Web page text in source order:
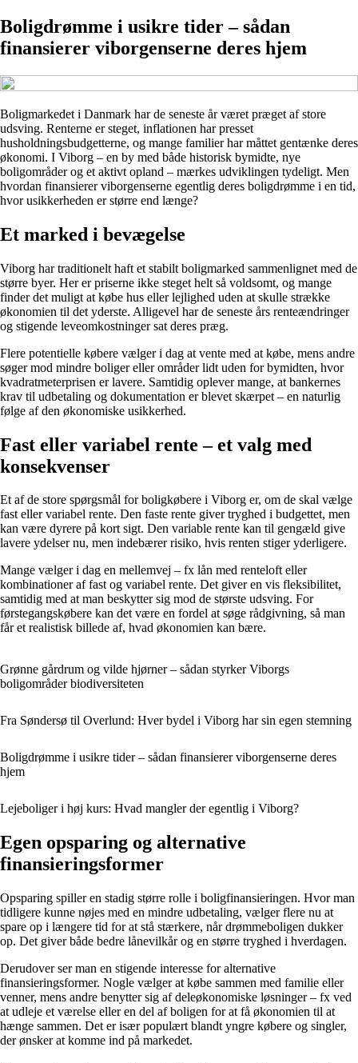
Boligdrømme i usikre tider – sådan
finansierer viborgenserne deres hjem
Boligmarkedet i Danmark har de seneste år været præget af store
udsving. Renterne er steget, inflationen har presset
husholdningsbudgetterne, og mange familier har måttet gentænke deres
økonomi. I Viborg – en by med både historisk bymidte, nye
boligområder og et aktivt opland – mærkes udviklingen tydeligt. Men
hvordan finansierer viborgenserne egentlig deres boligdrømme i en tid,
hvor usikkerheden er større end længe?
Et marked i bevægelse
Viborg har traditionelt haft et stabilt boligmarked sammenlignet med de
større byer. Her er priserne ikke steget helt så voldsomt, og mange
finder det muligt at købe hus eller lejlighed uden at skulle strække
økonomien til det yderste. Alligevel har de seneste års renteændringer
og stigende leveomkostninger sat deres præg.
Flere potentielle købere vælger i dag at vente med at købe, mens andre
søger mod mindre boliger eller områder lidt uden for bymidten, hvor
kvadratmeterprisen er lavere. Samtidig oplever mange, at bankernes
krav til udbetaling og dokumentation er blevet skærpet – en naturlig
følge af den økonomiske usikkerhed.
Fast eller variabel rente – et valg med
konsekvenser
Et af de store spørgsmål for boligkøbere i Viborg er, om de skal vælge
fast eller variabel rente. Den faste rente giver tryghed i budgettet, men
kan være dyrere på kort sigt. Den variable rente kan til gengæld give
lavere ydelser nu, men indebærer risiko, hvis renten stiger yderligere.
Mange vælger i dag en mellemvej – fx lån med renteloft eller
kombinationer af fast og variabel rente. Det giver en vis fleksibilitet,
samtidig med at man beskytter sig mod de største udsving. For
førstegangskøbere kan det være en fordel at søge rådgivning, så man
får et realistisk billede af, hvad økonomien kan bære.
Grønne gårdrum og vilde hjørner – sådan styrker Viborgs
boligområder biodiversiteten
Fra Søndersø til Overlund: Hver bydel i Viborg har sin egen stemning
Boligdrømme i usikre tider – sådan finansierer viborgenserne deres
hjem
Lejeboliger i høj kurs: Hvad mangler der egentlig i Viborg?
Egen opsparing og alternative
finansieringsformer
Opsparing spiller en stadig større rolle i boligfinansieringen. Hvor man
tidligere kunne nøjes med en mindre udbetaling, vælger flere nu at
spare op i længere tid for at stå stærkere, når drømmeboligen dukker
op. Det giver både bedre lånevilkår og en større tryghed i hverdagen.
Derudover ser man en stigende interesse for alternative
finansieringsformer. Nogle vælger at købe sammen med familie eller
venner, mens andre benytter sig af deleøkonomiske løsninger – fx ved
at udleje et værelse eller en del af boligen for at få økonomien til at
hænge sammen. Det er især populært blandt yngre købere og singler,
der ønsker at komme ind på markedet.